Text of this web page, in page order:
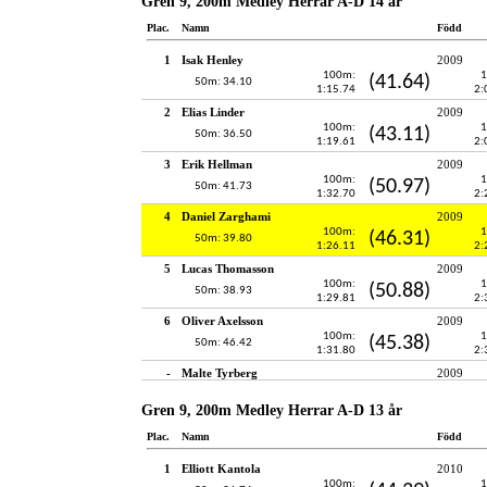
Plac. Namn Född
1 Isak Henley 2009
50m: 34.10
100m:
1:15.74
(41.64)
2 Elias Linder 2009
50m: 36.50
100m:
1:19.61
(43.11)
3 Erik Hellman 2009
50m: 41.73
100m:
1:32.70
(50.97)
4 Daniel Zarghami 2009
50m: 39.80
100m:
1:26.11
(46.31)
5 Lucas Thomasson 2009
50m: 38.93
100m:
1:29.81
(50.88)
6 Oliver Axelsson 2009
50m: 46.42
100m:
1:31.80
(45.38)
- Malte Tyrberg 2009
Gren 9, 200m Medley Herrar A-D 13 år
Plac. Namn Född
1 Elliott Kantola 2010
100m: